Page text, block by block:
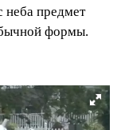
неба предмет
формы.